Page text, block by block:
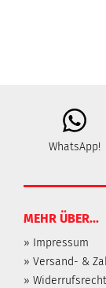
WhatsApp!
MEHR ÜBER...
» Impressum
» Versand- &
»